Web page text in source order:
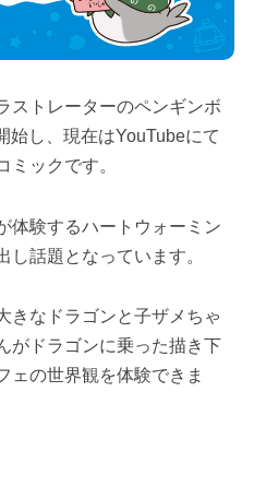
ストレーターのペンギンボ
始し、現在はYouTubeにて
ミックです。
体験するハートウォーミン
し話題となっています。
きなドラゴンと子ザメちゃ
がドラゴンに乗った描き下
ェの世界観を体験できま